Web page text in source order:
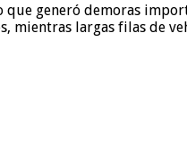
generó demoras
mientras largas filas de